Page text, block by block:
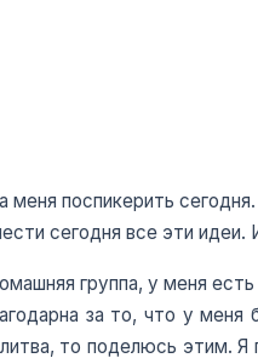
поспикерить
сегодня все эти
группа, у меня
за то, что у
то поделюсь этим.